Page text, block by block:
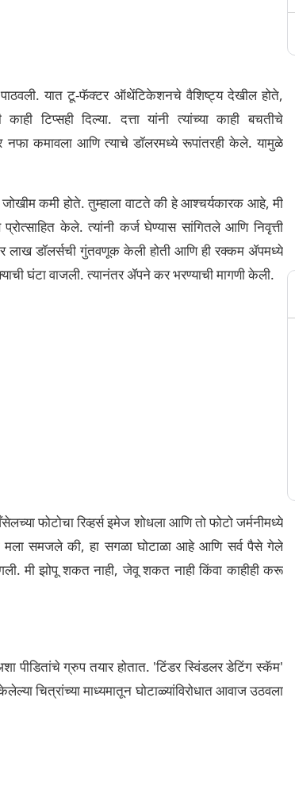
पाठवली. यात टू-फॅक्टर ऑथेंटिकेशनचे वैशिष्ट्य देखील होते,
काही टिप्सही दिल्या.दत्ता यांनी त्यांच्या काही बचतीचे
नफा कमावला आणि त्याचे डॉलरमध्ये रूपांतरही केले. यामुळे
जोखीम कमी होते. तुम्हाला वाटते की हे आश्चर्यकारक आहे, मी
केले. त्यांनी कर्ज घेण्यास सांगितले आणि निवृत्ती
लाख डॉलर्सची गुंतवणूक केली होती आणि ही रक्कम ॲपमध्ये
घंटा वाजली. त्यानंतर ॲपने कर भरण्याची मागणी केली.
फोटोचा रिव्हर्स इमेज शोधला आणि तो फोटो जर्मनीमध्ये
मला समजले की, हा सगळा घोटाळा आहे आणि सर्व पैसे गेले
मी झोपू शकत नाही, जेवू शकत नाही किंवा काहीही करू
ग्रुप तयार होतात. 'टिंडर स्विंडलर डेटिंग स्कॅम'
चित्रांच्या माध्यमातून घोटाळ्यांविरोधात आवाज उठवला